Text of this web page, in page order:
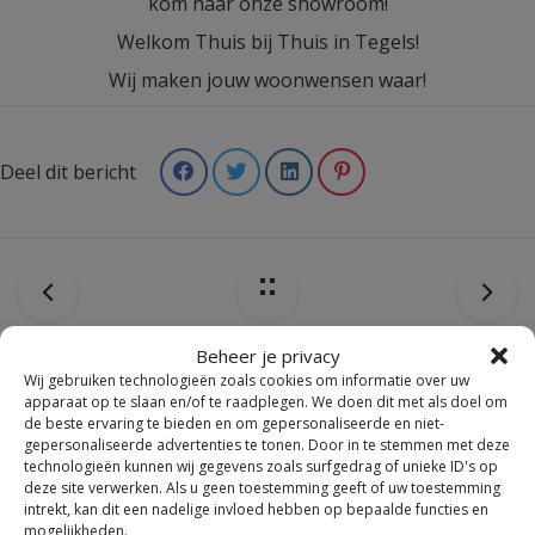
Beheer je privacy
Wij gebruiken technologieën zoals cookies om informatie over uw
apparaat op te slaan en/of te raadplegen. We doen dit met als doel om
de beste ervaring te bieden en om gepersonaliseerde en niet-
gepersonaliseerde advertenties te tonen. Door in te stemmen met deze
technologieën kunnen wij gegevens zoals surfgedrag of unieke ID's op
deze site verwerken. Als u geen toestemming geeft of uw toestemming
intrekt, kan dit een nadelige invloed hebben op bepaalde functies en
mogelijkheden.
Welkom Thuis bij Thuis in Tegels!
Wij maken jouw woonwensen waar!
Deel dit bericht
Vergeet deze niet mee te bestellen
NIEUWS
×
We zijn gesloten van zaterdag 25 juli tot en met maandag 10